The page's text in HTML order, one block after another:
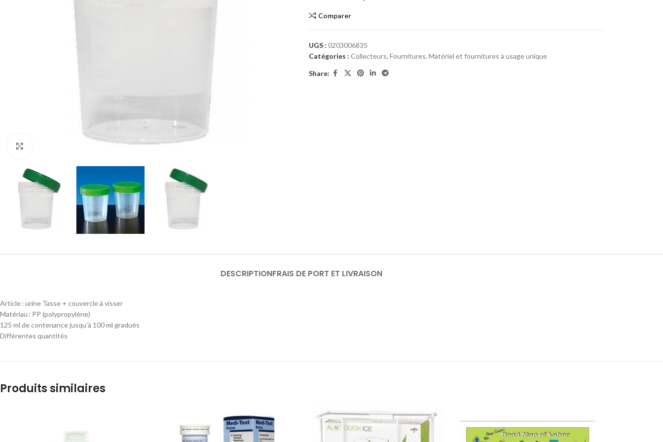
Comparer
UGS : 0203006835
Catégories : Collecteurs, Fournitures, Matériel et fournitures à usage unique
Share:
DESCRIPTIONFRAIS DE PORT ET LIVRAISON
Article : urine Tasse + couvercle à visser
Matériau : PP (polypropylène)
125 ml de contenance jusqu’à 100 ml gradués
Différentes quantités
Produits similaires